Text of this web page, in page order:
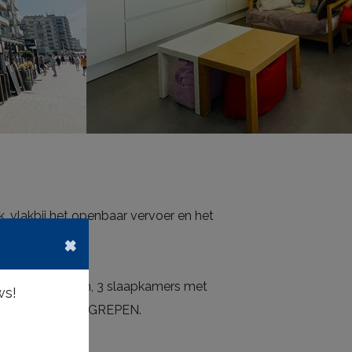
vlakbij het openbaar vervoer en het
keuken, 3 slaapkamers met
INBEGREPEN.
×